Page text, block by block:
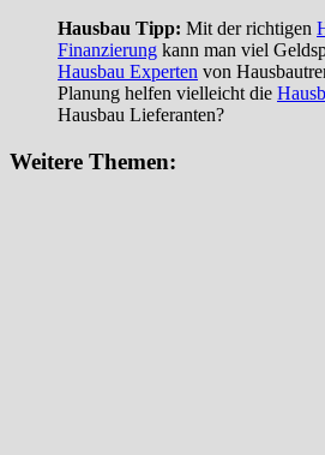
Hausbau Tipp: Mit der richtigen
Finanzierung kann man viel
Hausbau Experten von
Planung helfen vielleicht die
Hausbau Lieferanten?
Weitere Themen: